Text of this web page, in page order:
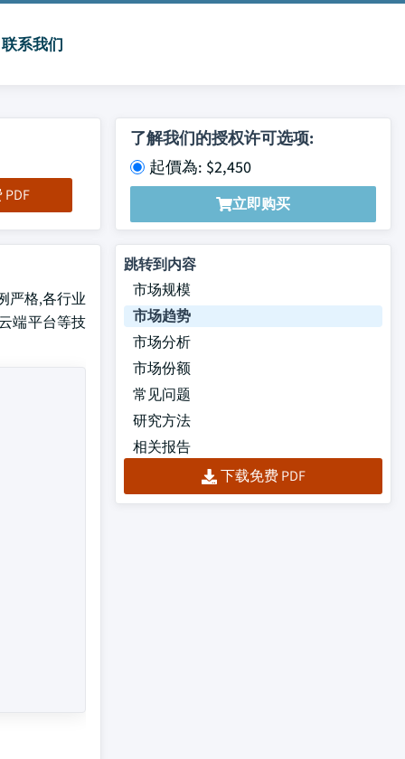
联系我们
了解我们的授权许可选项:
起價為: $2,450
立即购买
严格,各行业
端平台等技
跳转到内容
市场规模
市场趋势
市场分析
市场份额
常见问题
研究方法
相关报告
下载免费 PDF